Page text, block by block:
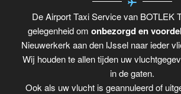
De Airport Taxi Service van BOTLEK
gelegenheid om onbezorgd en
Nieuwerkerk aan den IJssel naar ieder
Wij houden te allen tijden uw
in de gaten.
Ook als uw vlucht is geannuleerd of